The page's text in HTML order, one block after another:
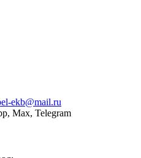
ekb@mail.ru
Max, Telegram